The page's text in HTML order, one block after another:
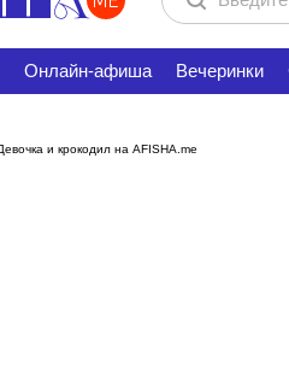
Онлайн-афиша Вечеринки